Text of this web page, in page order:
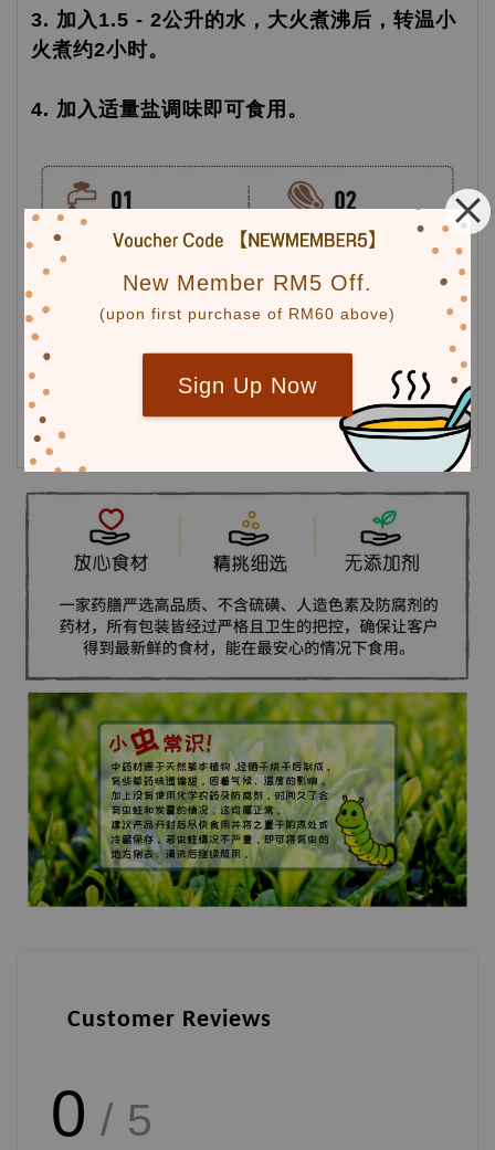
New Member RM5 Off.
(upon first purchase of RM60 above)
Sign Up Now
3. 加入1.5 - 2公升的水，大火煮沸后，转温小
火煮约2小时。
4. 加入适量盐调味即可食用。
Customer Reviews
0 / 5